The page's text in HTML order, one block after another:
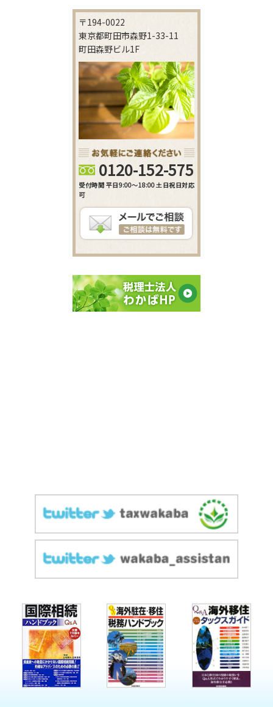
〒194-0022
東京都町田市森野1-33-11
町田森野ビル1F
0120-152-575
受付時間 平日9:00～18:00 土日祝日対応
可